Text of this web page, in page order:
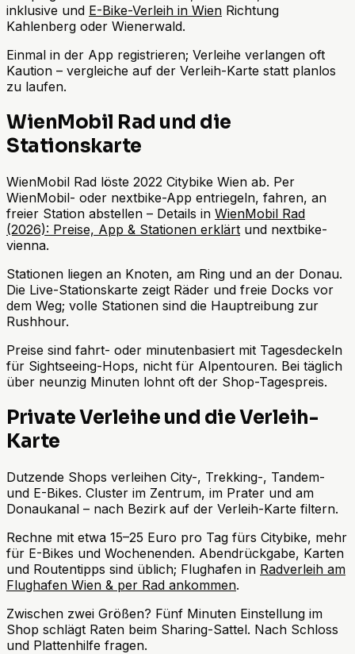
inklusive und E-Bike-Verleih in Wien Richtung
Kahlenberg oder Wienerwald.
Einmal in der App registrieren; Verleihe verlangen oft
Kaution – vergleiche auf der Verleih-Karte statt planlos
zu laufen.
WienMobil Rad und die
Stationskarte
WienMobil Rad löste 2022 Citybike Wien ab. Per
WienMobil- oder nextbike-App entriegeln, fahren, an
freier Station abstellen – Details in WienMobil Rad
(2026): Preise, App & Stationen erklärt und nextbike-
vienna.
Stationen liegen an Knoten, am Ring und an der Donau.
Die Live-Stationskarte zeigt Räder und freie Docks vor
dem Weg; volle Stationen sind die Hauptreibung zur
Rushhour.
Preise sind fahrt- oder minutenbasiert mit Tagesdeckeln
für Sightseeing-Hops, nicht für Alpentouren. Bei täglich
über neunzig Minuten lohnt oft der Shop-Tagespreis.
Private Verleihe und die Verleih-
Karte
Dutzende Shops verleihen City-, Trekking-, Tandem-
und E-Bikes. Cluster im Zentrum, im Prater und am
Donaukanal – nach Bezirk auf der Verleih-Karte filtern.
Rechne mit etwa 15–25 Euro pro Tag fürs Citybike, mehr
für E-Bikes und Wochenenden. Abendrückgabe, Karten
und Routentipps sind üblich; Flughafen in Radverleih am
Flughafen Wien & per Rad ankommen.
Zwischen zwei Größen? Fünf Minuten Einstellung im
Shop schlägt Raten beim Sharing-Sattel. Nach Schloss
und Plattenhilfe fragen.